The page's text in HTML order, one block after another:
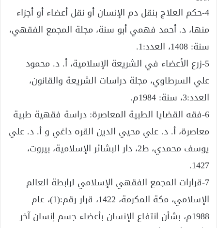
4-حكم العلاج بنقل دم الإنسان أو نقل أعضاء أو أجزاء
منها، د. أحمد فهمي أبو سنة، مجلة المجمع الفقهي،
سنة: 1408، العدد:1.
5-زرع الأعضاء في الشريعة الإسلامية، أ. د. محمود
علي السرطاوي، مجلة دراسات الشريعة والقانون،
العدد:3، سنة: 1984م.
6-فقه القضايا الطبية المعاصرة: دراسة فقهية طبية
معاصرة، أ. د. علي محيي الدين القره داغي و أ. د. علي
يوسف محمدي، ط2، دار البشائر الإسلامية، بيروت،
1427.
7-قرارات المجمع الفقهي الإسلامي لرابطة العالم
الإسلامي، مكة المكرمة، 1422، قرار رقم:(1)، عام
1988م، بشأن انتفاع الإنسان بأعضاء جسم إنسان آخر